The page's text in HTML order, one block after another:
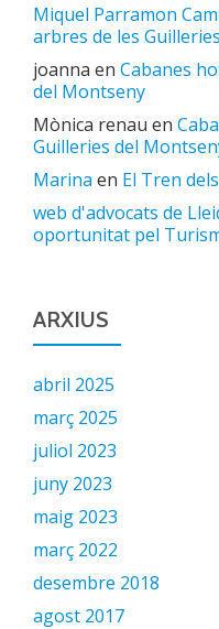
Miquel Parramon
arbres de les
joanna en Cabanes
del Montseny
Mònica renau en
Guilleries del
Marina en El Tren
web d'advocats de
oportunitat pel
ARXIUS
abril 2025
març 2025
juliol 2023
juny 2023
maig 2023
març 2022
desembre 2018
agost 2017